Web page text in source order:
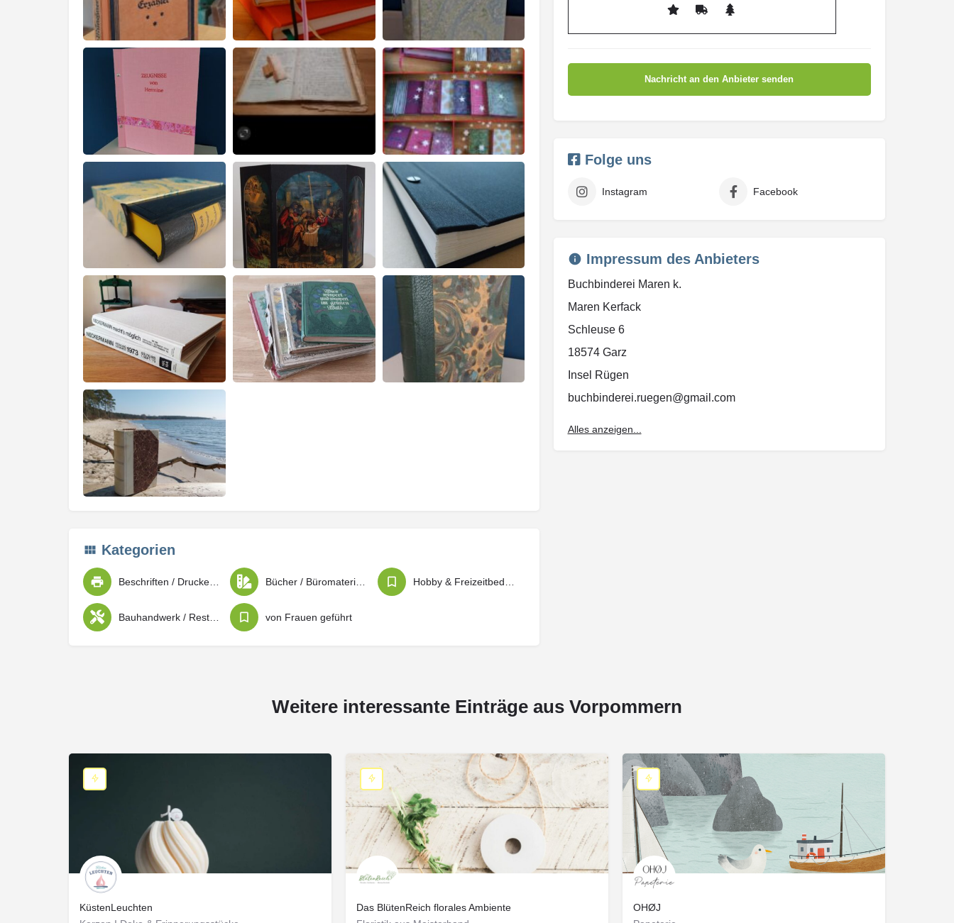
Kategorien
von Frauen geführt
Folge uns
Instagram Facebook
Impressum des Anbieters
Buchbinderei Maren k.
Maren Kerfack
Schleuse 6
18574 Garz
Insel Rügen
buchbinderei.ruegen@gmail.com
Alles anzeigen...
Weitere interessante Einträge aus Vorpommern
KüstenLeuchten
Das BlütenReich florales Ambiente
OHØJ